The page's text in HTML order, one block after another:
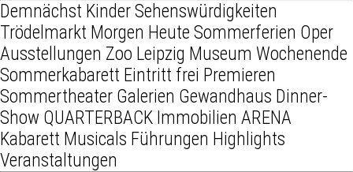
Demnächst KinderSehenswürdigkeiten
Trödelmarkt Morgen Heute Sommerferien Oper
Ausstellungen Zoo Leipzig Museum Wochenende
Sommerkabarett Eintritt frei Premieren
Sommertheater Galerien Gewandhaus Dinner-
Show QUARTERBACK Immobilien ARENA
Kabarett Musicals Führungen Highlights
Veranstaltungen